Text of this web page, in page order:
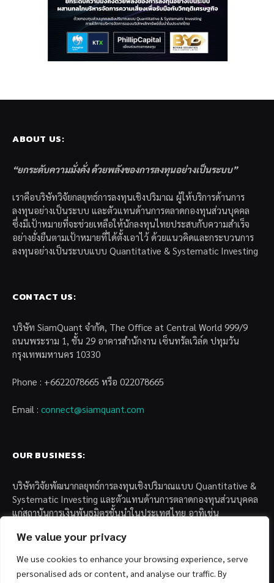
We value your privacy
We use cookies to enhance your browsing experience, serve
personalised ads or content, and analyse our traffic. By
ABOUT US:
“ยกระดับความมั่งคั่ง ด้วยพลังของการลงทุนอย่างเป็นระบบ”
เราคือบริษัทวิจัยกลยุทธ์การลงทุนเชิงปริมาณ ผู้ให้บริการด้านการ
ลงทุนอย่างเป็นระบบ และตัวแทนด้านการตลาดกองทุนส่วนบุคคล
ซึ่งมีเป้าหมายที่จะช่วยเหลือให้นักลงทุนไทยประสบกับความสำเร็จ
อย่างยั่งยืนตามเป้าหมายที่ได้ตั้งเอาไว้ ด้วยแนวคิดและกระบวนการ
ลงทุนอย่างเป็นระบบแบบ Quantitative & Systematic Investing
CONTACT US:
บริษัท SiamQuant จำกัด, The Office at Central World 999/9
ถนนพระราม 1, ชั้น 29 อาคารสำนักงาน เซ็นทรัลเวิล์ด ปทุมวัน
กรุงเทพมหานคร 10330
Phone : +6622078665 หรือ 022078665
Email : connect@siamquant.com
OUR BUSINESS:
บริษัทวิจัยพัฒนากลยุทธ์การลงทุนเชิงปริมาณแบบ Quantitative &
Systematic Investing และตัวแทนด้านการตลาดกองทุนส่วนบุคคล
แก่สถาบันการเงินพันธมิตรชั้นนำในประเทศไทย อาทิเช่น
– บล. กรุงไทย เอ็กซ์สปริง จำกัด
– บล. ฟิลลิป (ประเทศไทย) จำกัด (มหาชน)